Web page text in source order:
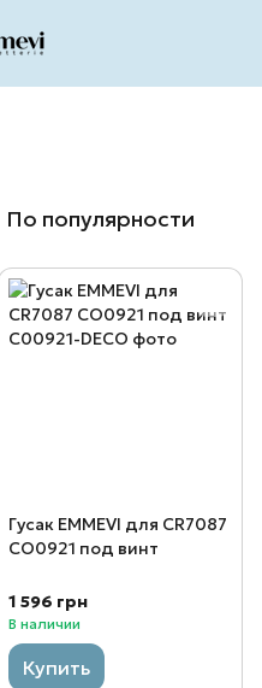
По популярности
Гусак EMMEVI для CR7087
CO0921 под винт
1 596 грн
В наличии
Купить